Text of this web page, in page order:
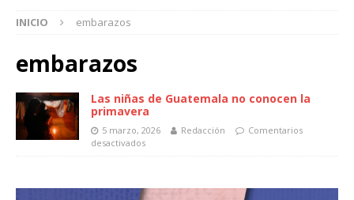
INICIO embarazos
embarazos
Las niñas de Guatemala no conocen la
primavera
5 marzo, 2026 Redacción
Comentarios
desactivados